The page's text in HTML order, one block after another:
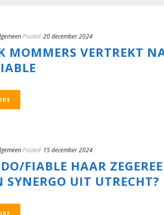
Posted 20 december 2024
MOMMERS VERTREKT
Posted 15 december 2024
FIABLE HAAR
SYNERGO UIT UTRECHT?